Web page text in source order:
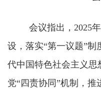
会议指出，2025
设，落实“第一议题”
代中国特色社会主义
党“四责协同”机制，